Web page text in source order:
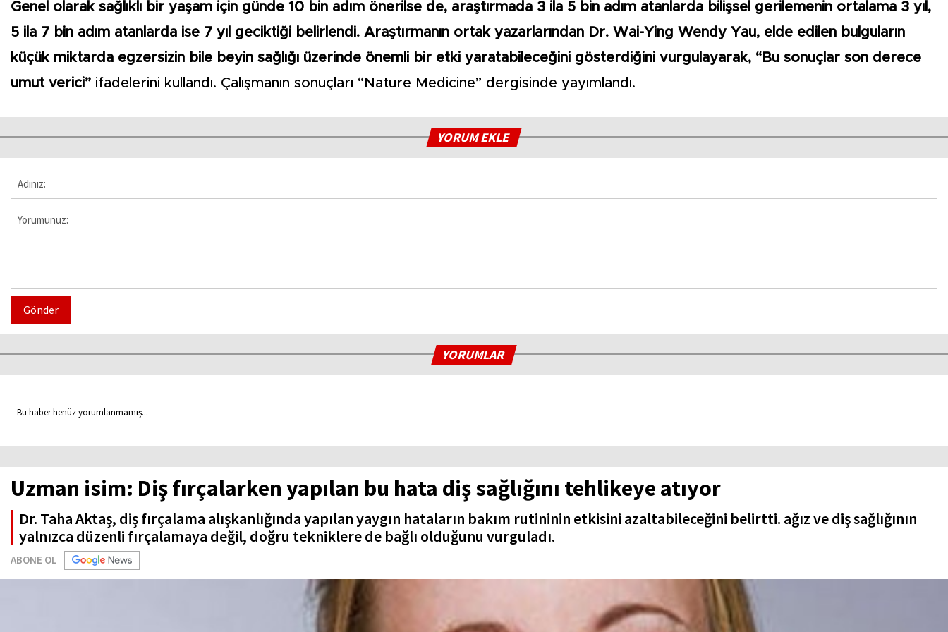
Genel olarak sağlıklı bir yaşam için günde 10 bin adım önerilse de, araştırmada 3 ila 5 bin adım atanlarda bilişsel gerilemenin ortalama 3 yıl,
5 ila 7 bin adım atanlarda ise 7 yıl geciktiği belirlendi. Araştırmanın ortak yazarlarından Dr. Wai-Ying Wendy Yau, elde edilen bulguların
küçük miktarda egzersizin bile beyin sağlığı üzerinde önemli bir etki yaratabileceğini gösterdiğini vurgulayarak, “Bu sonuçlar son derece
umut verici” ifadelerini kullandı. Çalışmanın sonuçları “Nature Medicine” dergisinde yayımlandı.
YORUM EKLE
Gönder
YORUMLAR
Bu haber henüz yorumlanmamış...
Uzman isim: Diş fırçalarken yapılan bu hata diş sağlığını tehlikeye atıyor
Dr. Taha Aktaş, diş fırçalama alışkanlığında yapılan yaygın hataların bakım rutininin etkisini azaltabileceğini belirtti. ağız ve diş sağlığının
yalnızca düzenli fırçalamaya değil, doğru tekniklere de bağlı olduğunu vurguladı.
ABONE OL